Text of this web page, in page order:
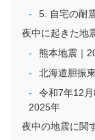
5. 自宅の耐
夜中に起きた地
熊本地震｜
北海道胆振
令和7年12
2025年
夜中の地震に関